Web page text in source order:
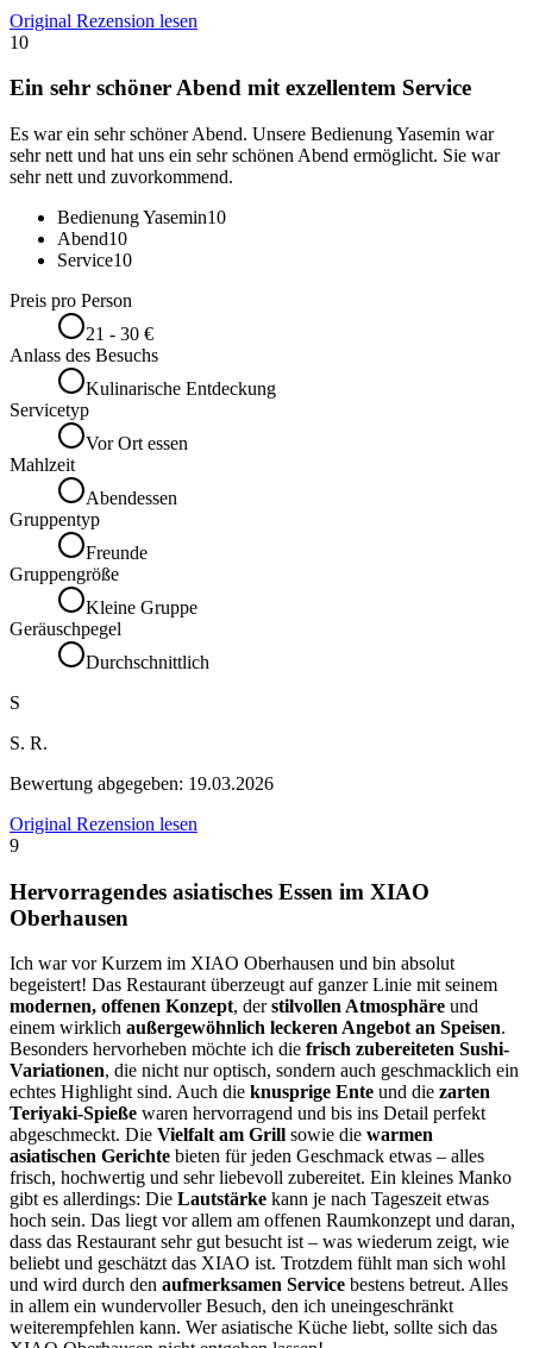
Original Rezension lesen
10
Ein sehr schöner Abend mit exzellentem Service
Es war ein sehr schöner Abend. Unsere Bedienung Yasemin war
sehr nett und hat uns ein sehr schönen Abend ermöglicht. Sie war
sehr nett und zuvorkommend.
Bedienung Yasemin10
Abend10
Service10
Preis pro Person
21 - 30 €
Anlass des Besuchs
Kulinarische Entdeckung
Servicetyp
Vor Ort essen
Mahlzeit
Abendessen
Gruppentyp
Freunde
Gruppengröße
Kleine Gruppe
Geräuschpegel
Durchschnittlich
S
S. R.
Bewertung abgegeben: 19.03.2026
Original Rezension lesen
9
Hervorragendes asiatisches Essen im XIAO
Oberhausen
Ich war vor Kurzem im XIAO Oberhausen und bin absolut
begeistert! Das Restaurant überzeugt auf ganzer Linie mit seinem
modernen, offenen Konzept, derstilvollen Atmosphäre und
einem wirklich außergewöhnlich leckeren Angebot an Speisen.
Besonders hervorheben möchte ich die frisch zubereiteten Sushi-
Variationen, die nicht nur optisch, sondern auch geschmacklich ein
echtes Highlight sind. Auch die knusprige Ente und die zarten
Teriyaki-Spieße waren hervorragend und bis ins Detail perfekt
abgeschmeckt. Die Vielfalt am Grill sowie die warmen
asiatischen Gerichte bieten für jeden Geschmack etwas – alles
frisch, hochwertig und sehr liebevoll zubereitet. Ein kleines Manko
gibt es allerdings: Die Lautstärke kann je nach Tageszeit etwas
hoch sein. Das liegt vor allem am offenen Raumkonzept und daran,
dass das Restaurant sehr gut besucht ist – was wiederum zeigt, wie
beliebt und geschätzt das XIAO ist. Trotzdem fühlt man sich wohl
und wird durch den aufmerksamen Service bestens betreut. Alles
in allem ein wundervoller Besuch, den ich uneingeschränkt
weiterempfehlen kann. Wer asiatische Küche liebt, sollte sich das